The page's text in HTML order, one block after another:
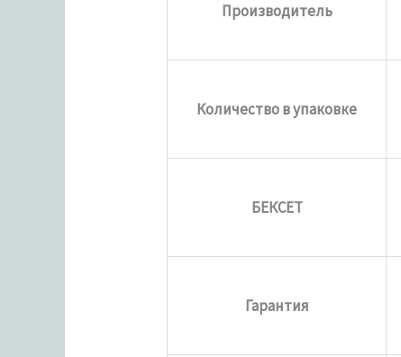
Производитель
Количество в упаковке
БЕКСЕТ
Гарантия